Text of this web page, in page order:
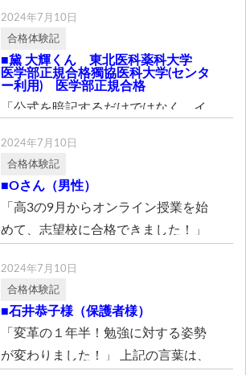
2024年7月10日
合格体験記
■黛 大輝くん 東北医科薬科大学
医学部正規合格獨協医科大学(センタ
ー利用) 医学部正規合格
「公式を暗記するだけではなく、イ
理とは、公式を […]
2024年7月10日
合格体験記
■Oさん（男性）
「高3の9月からオンライン授業を始
めて、志望校に合格できました！」
2024年7月10日
合格体験記
■石井恭子様（保護者様）
「変革の１年半！勉強に対する姿勢
が変わりました！」 上記の言葉は、